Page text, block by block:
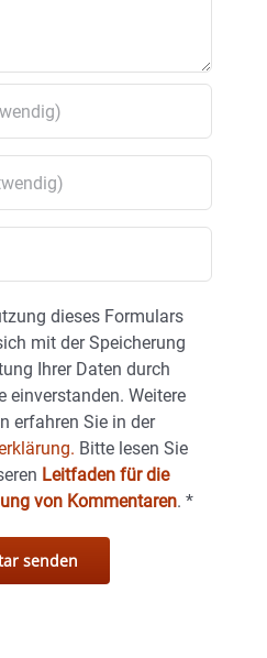
dieses Formulars
mit der Speicherung
Ihrer Daten durch
einverstanden. Weitere
erfahren Sie in der
Bitte lesen Sie
Leitfaden für die
von Kommentaren.*